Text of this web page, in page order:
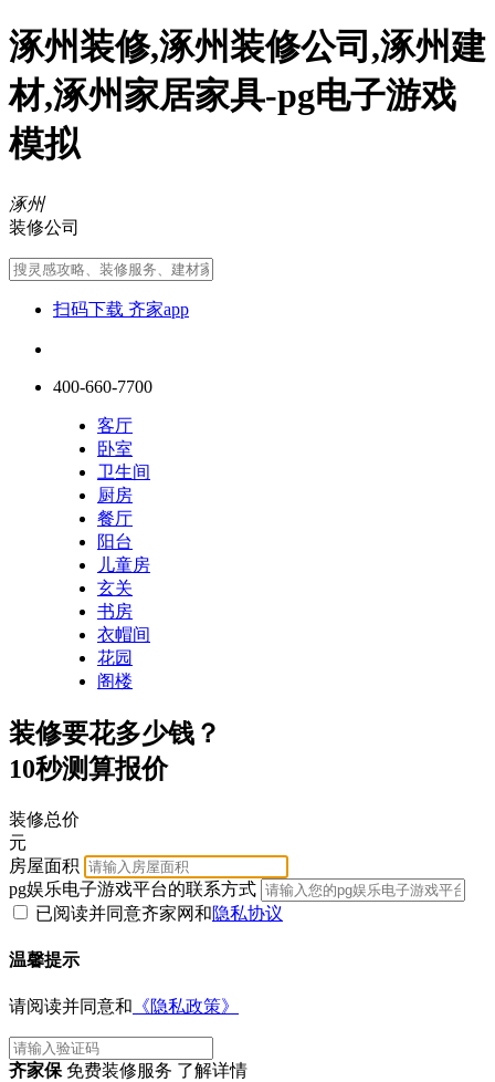
涿州装修,涿州装修公司,涿州建
材,涿州家居家具-pg电子游戏
模拟
涿州
装修公司
扫码下载 齐家app
400-660-7700
客厅
卧室
卫生间
厨房
餐厅
阳台
儿童房
玄关
书房
衣帽间
花园
阁楼
装修要花多少钱？
10秒测算报价
装修总价
元
房屋面积
pg娱乐电子游戏平台的联系方式
已阅读并同意齐家网和隐私协议
温馨提示
请阅读并同意和 《隐私政策》
齐家保 免费装修服务 了解详情